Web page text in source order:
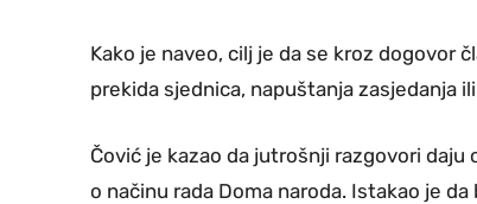
Kako je naveo, cilj je da se kroz dogovor
prekida sjednica, napuštanja zasjedanja
Čović je kazao da jutrošnji razgovori
o načinu rada Doma naroda. Istakao je